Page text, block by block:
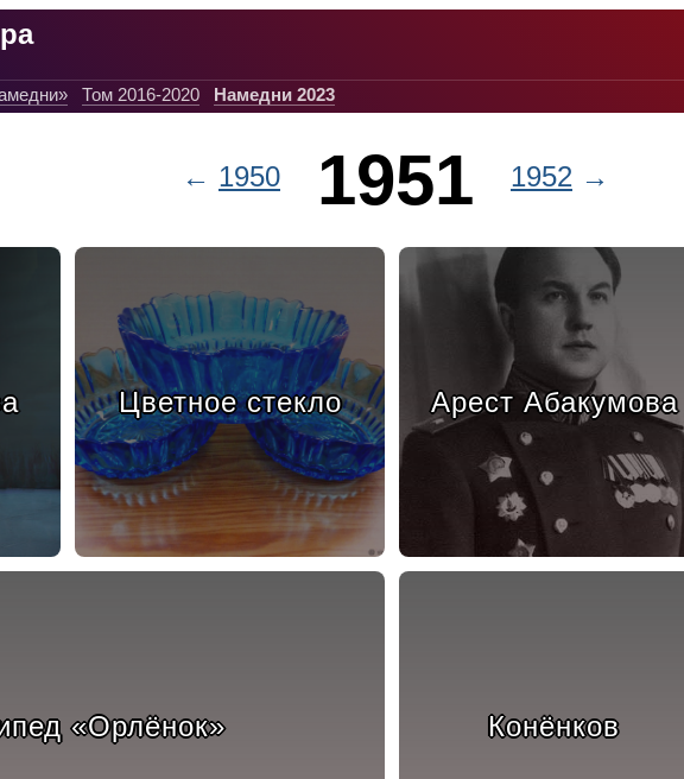
Том 2016-2020 Намедни 2023
← 1950 1951 1952 →
Цветное стекло Арест Абакумова
«Орлёнок» Конёнков